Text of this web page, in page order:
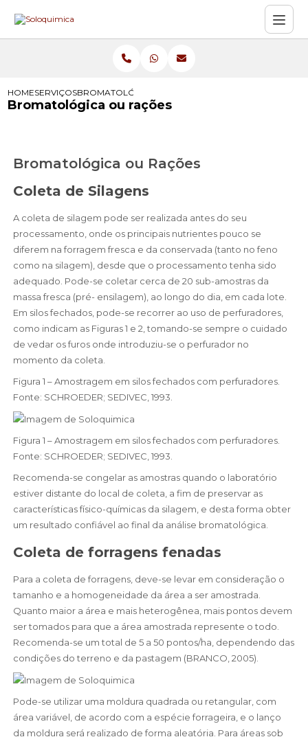
HOMESERVIÇOSBROMATOLÓGICA OU RAÇÕES
Bromatológica ou rações
Bromatológica ou Rações
Coleta de Silagens
A coleta de silagem pode ser realizada antes do seu
processamento, onde os principais nutrientes pouco se
diferem na forragem fresca e da conservada (tanto no feno
como na silagem), desde que o processamento tenha sido
adequado. Pode-se coletar cerca de 20 sub-amostras da
massa fresca (pré- ensilagem), ao longo do dia, em cada lote.
Em silos fechados, pode-se recorrer ao uso de perfuradores,
como indicam as Figuras 1 e 2, tomando-se sempre o cuidado
de vedar os furos onde introduziu-se o perfurador no
momento da coleta.
Figura 1 – Amostragem em silos fechados com perfuradores.
Fonte: SCHROEDER; SEDIVEC, 1993.
Figura 1 – Amostragem em silos fechados com perfuradores.
Fonte: SCHROEDER; SEDIVEC, 1993.
Recomenda-se congelar as amostras quando o laboratório
estiver distante do local de coleta, a fim de preservar as
características físico-químicas da silagem, e desta forma obter
um resultado confiável ao final da análise bromatológica.
Coleta de forragens fenadas
Para a coleta de forragens, deve-se levar em consideração o
tamanho e a homogeneidade da área a ser amostrada.
Quanto maior a área e mais heterogênea, mais pontos devem
ser tomados para que a área amostrada represente o todo.
Recomenda-se um total de 5 a 50 pontos/ha, dependendo das
condições do terreno e da pastagem (BRANCO, 2005).
Pode-se utilizar uma moldura quadrada ou retangular, com
área variável, de acordo com a espécie forrageira, e o lanço
da moldura será realizado de forma aleatória. Para áreas sob